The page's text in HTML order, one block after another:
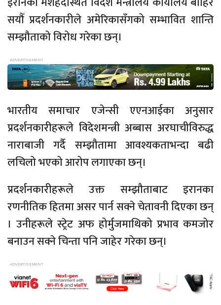
सयौँ प्रदर्शनकारीले अमेरिकासँगको सम्भावित शान्ति
सम्झौताको विरोध गरेका छन्।
भारतीय समाचार एजेन्सी एएनआईका अनुसार
प्रदर्शनकारीहरूले विदेशमन्त्री अब्बास अरघाचीविरुद्ध
नाराबाजी गर्दै सम्झौतामा आवश्यकताभन्दा बढी
लचिलो भएको आरोप लगाएका छन्।
प्रदर्शनकारीहरूले उक्त सम्झौताबाट इरानका
रणनीतिक हितमा असर पार्न सक्ने चेतावनी दिएका छन्
। उनीहरूले स्ट्रेट अफ होर्मुजमाथिको प्रभाव कमजोर
बनाउन सक्ने चिन्ता पनि जाहेर गरेका छन्।